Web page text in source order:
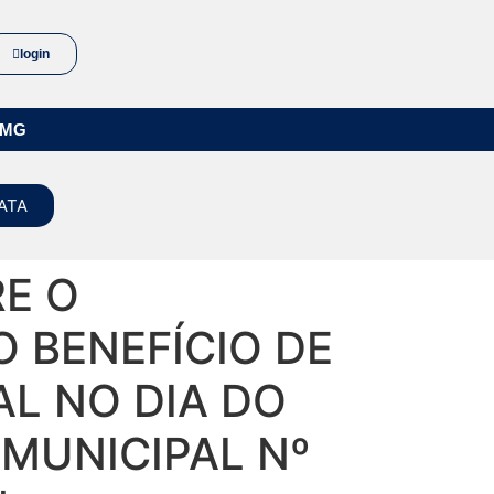
login
O
BENEFÍCIO DE
NO DIA DO
Nº